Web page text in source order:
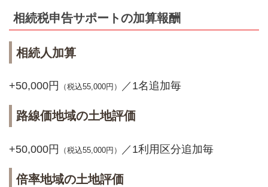
相続税申告サポートの加算報酬
相続人加算
+50,000円 （税込55,000円） ／1名追加毎
路線価地域の土地評価
+50,000円 （税込55,000円） ／1利用区分追加毎
倍率地域の土地評価